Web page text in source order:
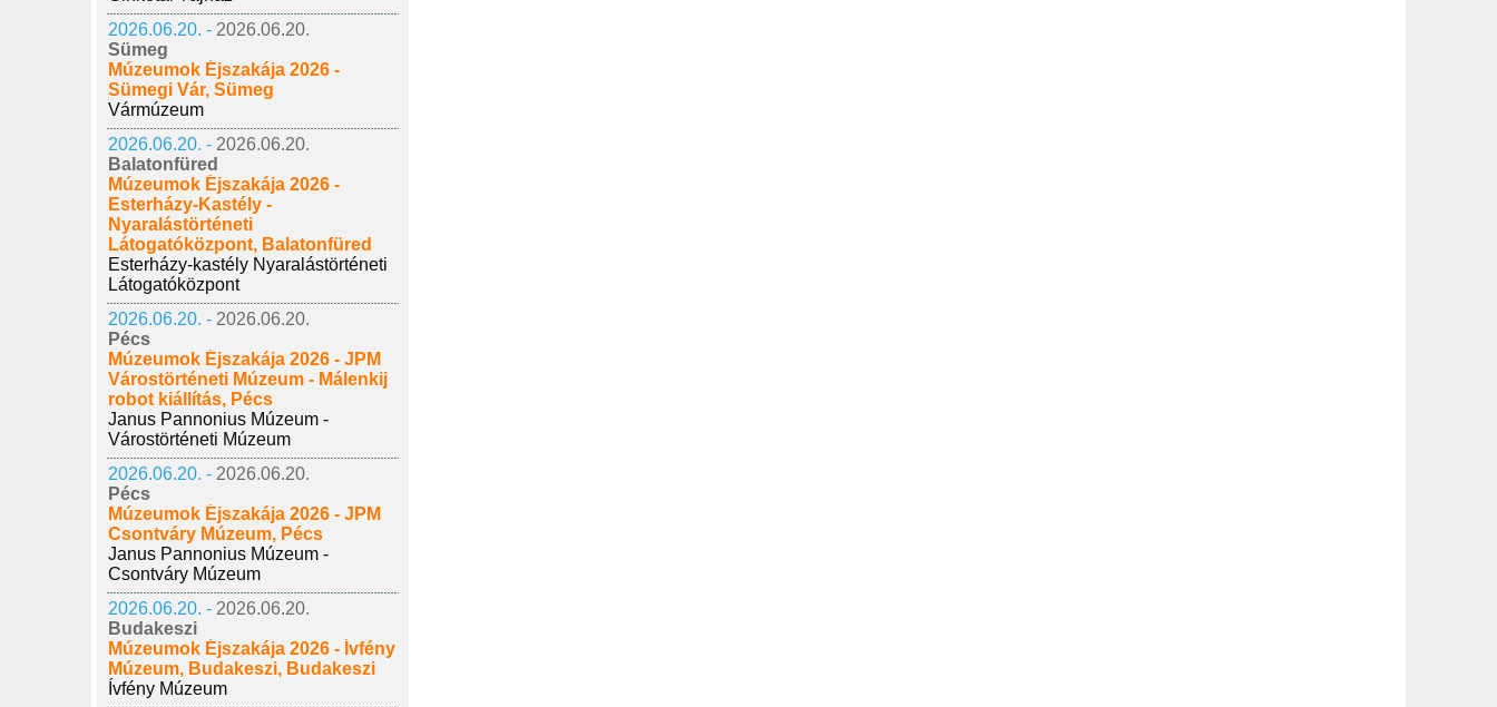
2026.06.20. - 2026.06.20.
Sümeg
Múzeumok Éjszakája 2026 -
Sümegi Vár, Sümeg
Vármúzeum
2026.06.20. - 2026.06.20.
Balatonfüred
Múzeumok Éjszakája 2026 -
Esterházy-Kastély -
Nyaralástörténeti
Látogatóközpont, Balatonfüred
Esterházy-kastély Nyaralástörténeti
Látogatóközpont
2026.06.20. - 2026.06.20.
Pécs
Múzeumok Éjszakája 2026 - JPM
Várostörténeti Múzeum - Málenkij
robot kiállítás, Pécs
Janus Pannonius Múzeum -
Várostörténeti Múzeum
2026.06.20. - 2026.06.20.
Pécs
Múzeumok Éjszakája 2026 - JPM
Csontváry Múzeum, Pécs
Janus Pannonius Múzeum -
Csontváry Múzeum
2026.06.20. - 2026.06.20.
Budakeszi
Múzeumok Éjszakája 2026 - Ívfény
Múzeum, Budakeszi, Budakeszi
Ívfény Múzeum